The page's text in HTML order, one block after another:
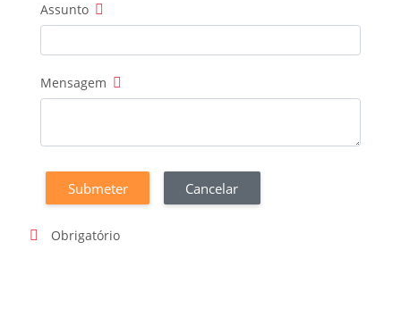
Assunto
Mensagem
Obrigatório